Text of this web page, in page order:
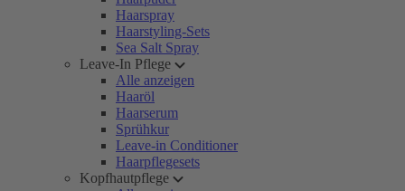
Haarspray
Haarstyling-Sets
Sea Salt Spray
Leave-In Pflege
Alle anzeigen
Haaröl
Haarserum
Sprühkur
Leave-in Conditioner
Haarpflegesets
Kopfhautpflege